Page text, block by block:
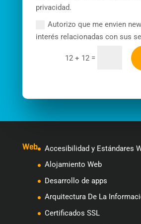
privacidad.
Autorizo que me envien
interés relacionadas con sus
12 + 12 =
Web
Accesibilidad y Estándares
Alojamiento Web
Desarrollo de apps
Arquitectura De La
Certificados SSL